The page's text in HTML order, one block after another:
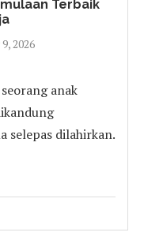
Terbaik
2026
anak
selepas dilahirkan.